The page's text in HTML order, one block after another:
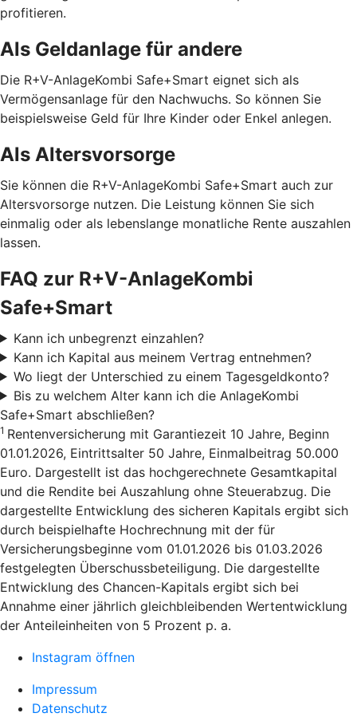
profitieren.
Als Geldanlage für andere
Die R+V-AnlageKombi Safe+Smart eignet sich als
Vermögensanlage für den Nachwuchs. So können Sie
beispielsweise Geld für Ihre Kinder oder Enkel anlegen.
Als Altersvorsorge
Sie können die R+V-AnlageKombi Safe+Smart auch zur
Altersvorsorge nutzen. Die Leistung können Sie sich
einmalig oder als lebenslange monatliche Rente auszahlen
lassen.
FAQ zur R+V-AnlageKombi
Safe+Smart
Kann ich unbegrenzt einzahlen?
Kann ich Kapital aus meinem Vertrag entnehmen?
Wo liegt der Unterschied zu einem Tagesgeldkonto?
Bis zu welchem Alter kann ich die AnlageKombi
Safe+Smart abschließen?
1 Rentenversicherung mit Garantiezeit 10 Jahre, Beginn
01.01.2026, Eintrittsalter 50 Jahre, Einmalbeitrag 50.000
Euro. Dargestellt ist das hochgerechnete Gesamtkapital
und die Rendite bei Auszahlung ohne Steuerabzug. Die
dargestellte Entwicklung des sicheren Kapitals ergibt sich
durch beispielhafte Hochrechnung mit der für
Versicherungsbeginne vom 01.01.2026 bis 01.03.2026
festgelegten Überschussbeteiligung. Die dargestellte
Entwicklung des Chancen-Kapitals ergibt sich bei
Annahme einer jährlich gleichbleibenden Wertentwicklung
der Anteileinheiten von 5 Prozent p. a.
Instagram öffnen
Impressum
Datenschutz